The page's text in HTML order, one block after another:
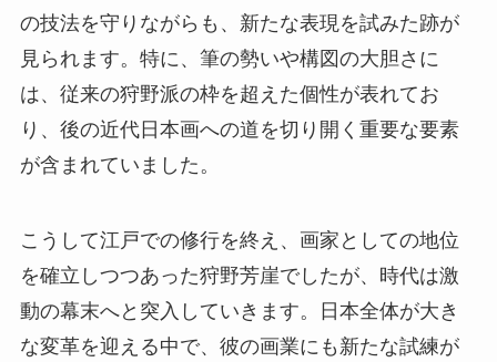
の技法を守りながらも、新たな表現を試みた跡が
見られます。特に、筆の勢いや構図の大胆さに
は、従来の狩野派の枠を超えた個性が表れてお
り、後の近代日本画への道を切り開く重要な要素
が含まれていました。
こうして江戸での修行を終え、画家としての地位
を確立しつつあった狩野芳崖でしたが、時代は激
動の幕末へと突入していきます。日本全体が大き
な変革を迎える中で、彼の画業にも新たな試練が